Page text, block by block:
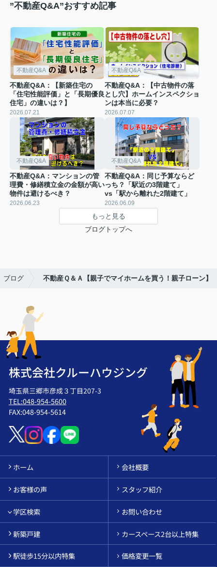
”不動産Q&A”おすすめ記事
不動産Q&A
不動産Q&A：【新築住宅の
「住宅性能評価」と「長期優良
住宅」の違いは？】
2026.07.21
不動産Q&A
不動産Q&A：【中古物件の落
とし穴】ホームインスペクショ
ンは本当に必要？
2026.07.07
不動産Q&A
不動産Q&A：マンションの管
理費・修繕積立金の金額が高い
物件は避けるべき？
2026.06.23
不動産Q&A
不動産Q&A：同じ予算ならど
っち？「駅近の3階建て」
vs「駅から離れた2階建て」
2026.06.09
もっと見る
ブログトップへ
ブログ 不動産Ｑ＆Ａ【親子でマイホームを買う！親子ローン】
株式会社クルーハウジング
埼玉県三郷市彦成３丁目207-3
TEL:048-954-5600
FAX:048-954-5614
ホーム 会社概要
お客様の声 スタッフ紹介
学区検索 お問い合わせ
新築戸建 カースペース2台以上特集
駅徒歩15分以内特集 価格変更一覧